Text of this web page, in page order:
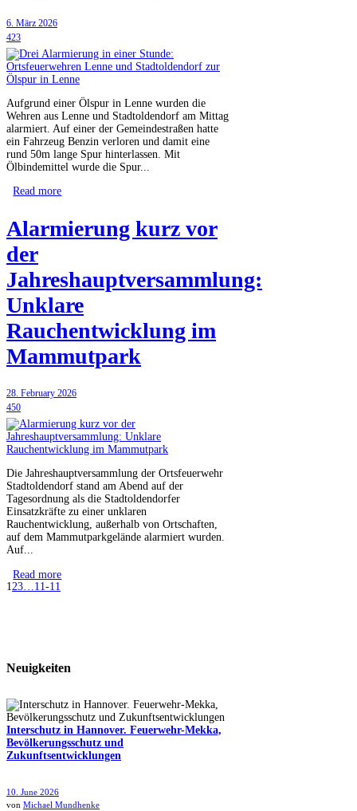
6. März 2026
423
Aufgrund einer Ölspur in Lenne wurden die
Wehren aus Lenne und Stadtoldendorf am Mittag
alarmiert. Auf einer der Gemeindestraßen hatte
ein Fahrzeug Benzin verloren und damit eine
rund 50m lange Spur hinterlassen. Mit
Ölbindemittel wurde die Spur...
Read more
Alarmierung kurz vor
der
Jahreshauptversammlung:
Unklare
Rauchentwicklung im
Mammutpark
28. February 2026
450
Die Jahreshauptversammlung der Ortsfeuerwehr
Stadtoldendorf stand am Abend auf der
Tagesordnung als die Stadtoldendorfer
Einsatzkräfte zu einer unklaren
Rauchentwicklung, außerhalb von Ortschaften,
auf dem Mammutparkgelände alarmiert wurden.
Auf...
Read more
123…11-11
Neuigkeiten
Interschutz in Hannover. Feuerwehr-Mekka,
Bevölkerungsschutz und
Zukunftsentwicklungen
10. June 2026
von Michael Mundhenke